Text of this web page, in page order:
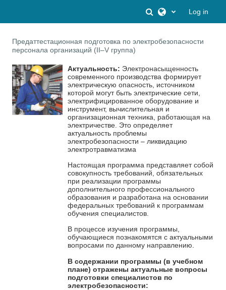
Toggle search
Log in
Предаттестационная подготовка по электробезопасности
персонала организаций (II–V группа)
Актуальность: Электронасыщенность
современного производства формирует
электрическую опасность, источником
которой могут быть электрические сети,
электрифицированное оборудование и
инструмент, вычислительная и
организационная техника, работающая на
электричестве. Это определяет
актуальность проблемы
электробезопасности – ликвидацию
электротравматизма
Настоящая программа представляет собой
совокупность требований, обязательных
при реализации программы
дополнительного профессионального
образования и разработана на основании
федеральных требований к программам
обучения специалистов.
В процессе изучения программы,
обучающиеся познакомятся с актуальными
вопросами по данному направлению.
В содержании программы (в учебном
плане) отражены актуальные вопросы
подготовки специалистов по
электробезопасности: